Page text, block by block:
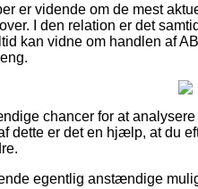
er vidende om de mest
I den relation er det
kan vidne om handlen af
chancer for at
dette er det en hjælp, at du
egentlig anstændige